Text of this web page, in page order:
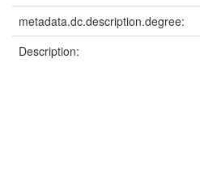
metadata.dc.description.degree:
Description: